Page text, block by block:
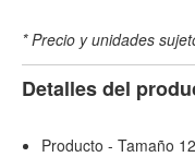
* Precio y unidades
Detalles del
Producto - Tamaño